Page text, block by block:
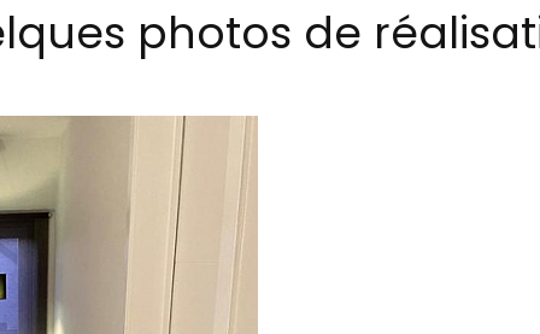
photos de